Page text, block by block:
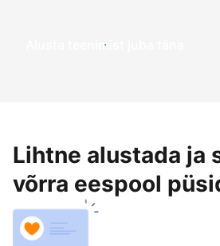
Alusta teenimist juba täna
Lihtne alustada ja
võrra eespool